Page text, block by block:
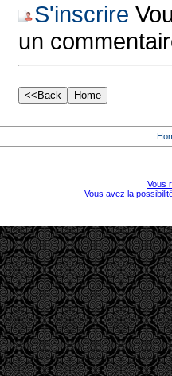
S'inscrire
un
Vous
Vous avez la